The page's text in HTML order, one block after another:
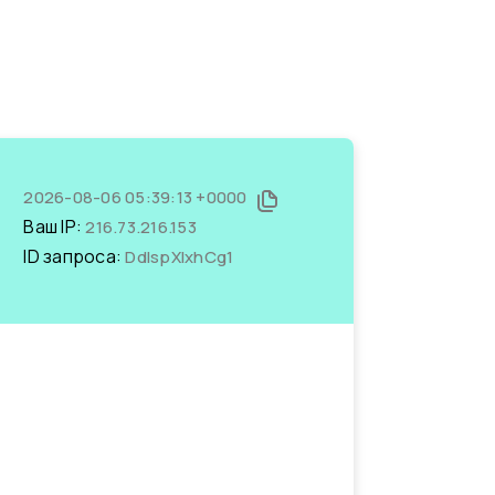
2026-08-06 05:39:13 +0000
Ваш IP:216.73.216.153
ID запроса:DdIspXlxhCg1